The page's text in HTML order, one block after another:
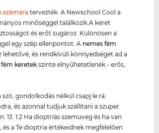
számára tervezték. A Newschool Cool a
minőséggel találkozik.A keret
és erőt sugároz. Különösen a
egy szép ellenpontot. A nemes fém
és rendkívüli könnyedséget ad a
fém keretek szinte elnyűhetetlenek - erős,
gondolkodás nélkül csapj le rá.
és azonnal tudjuk szállítani a szuper
13. 1.2 Ha dioptriás szemüveg és ha van
a Te dioptria értékeidnek megfelelően